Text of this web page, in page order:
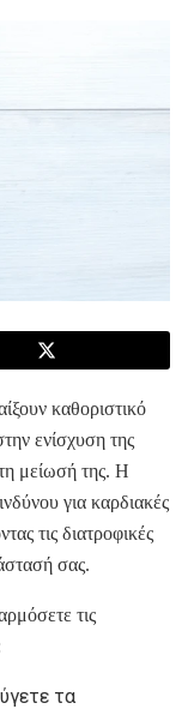
καθοριστικό
ενίσχυση της
μείωσή της. Η
για καρδιακές
τις διατροφικές
σας.
τις
τα